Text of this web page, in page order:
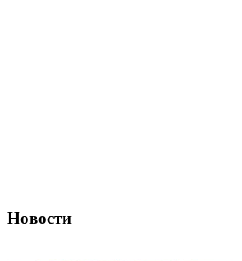
Новости